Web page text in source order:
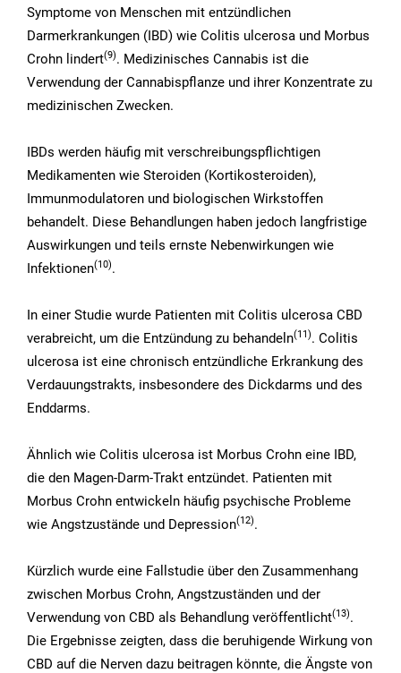
Symptome von Menschen mit entzündlichen
Darmerkrankungen (IBD) wie Colitis ulcerosa und Morbus
Crohn lindert(9). Medizinisches Cannabis ist die
Verwendung der Cannabispflanze und ihrer Konzentrate zu
medizinischen Zwecken.
IBDs werden häufig mit verschreibungspflichtigen
Medikamenten wie Steroiden (Kortikosteroiden),
Immunmodulatoren und biologischen Wirkstoffen
behandelt. Diese Behandlungen haben jedoch langfristige
Auswirkungen und teils ernste Nebenwirkungen wie
Infektionen(10).
In einer Studie wurde Patienten mit Colitis ulcerosa CBD
verabreicht, um die Entzündung zu behandeln(11). Colitis
ulcerosa ist eine chronisch entzündliche Erkrankung des
Verdauungstrakts, insbesondere des Dickdarms und des
Enddarms.
Ähnlich wie Colitis ulcerosa ist Morbus Crohn eine IBD,
die den Magen-Darm-Trakt entzündet. Patienten mit
Morbus Crohn entwickeln häufig psychische Probleme
wie Angstzustände und Depression(12).
Kürzlich wurde eine Fallstudie über den Zusammenhang
zwischen Morbus Crohn, Angstzuständen und der
Verwendung von CBD als Behandlung veröffentlicht(13).
Die Ergebnisse zeigten, dass die beruhigende Wirkung von
CBD auf die Nerven dazu beitragen könnte, die Ängste von